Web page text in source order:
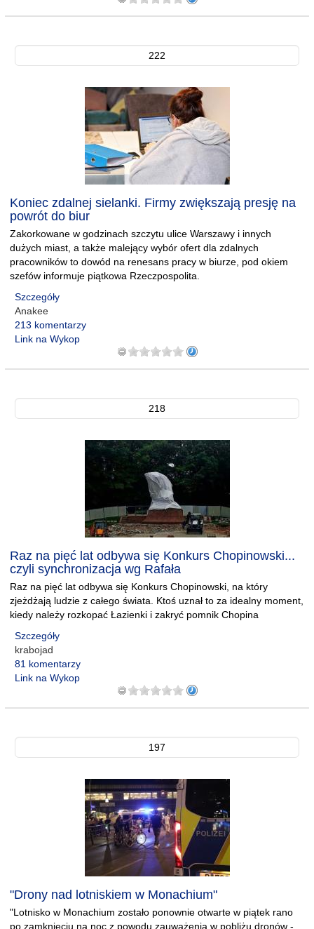
222
Koniec zdalnej sielanki. Firmy zwiększają presję na
powrót do biur
Zakorkowane w godzinach szczytu ulice Warszawy i innych
dużych miast, a także malejący wybór ofert dla zdalnych
pracowników to dowód na renesans pracy w biurze, pod okiem
szefów informuje piątkowa Rzeczpospolita.
Szczegóły
Anakee
213 komentarzy
Link na Wykop
218
Raz na pięć lat odbywa się Konkurs Chopinowski...
czyli synchronizacja wg Rafała
Raz na pięć lat odbywa się Konkurs Chopinowski, na który
zjeżdżają ludzie z całego świata. Ktoś uznał to za idealny moment,
kiedy należy rozkopać Łazienki i zakryć pomnik Chopina
Szczegóły
krabojad
81 komentarzy
Link na Wykop
197
"Drony nad lotniskiem w Monachium"
"Lotnisko w Monachium zostało ponownie otwarte w piątek rano
po zamknięciu na noc z powodu zauważenia w pobliżu dronów -